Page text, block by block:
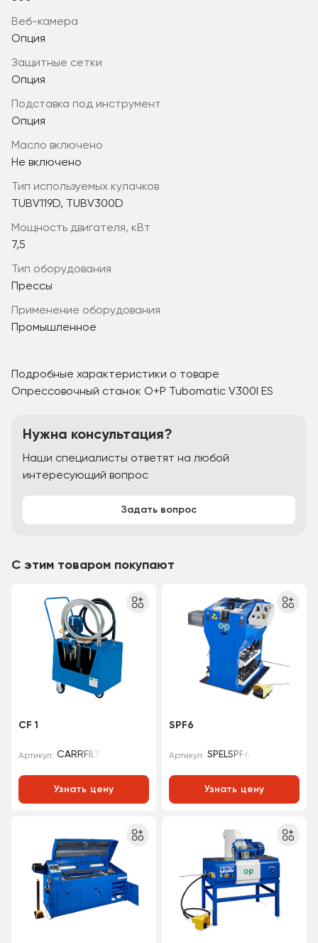
веб-камера
Опция
защитные сетки
Опция
подставка под инструмент
Опция
масло включено
Не включено
тип используемых кулачков
TUBV119D, TUBV300D
мощность двигателя, кВт
7,5
Тип оборудования
Прессы
Применение оборудования
Промышленное
Подробные характеристики о товаре
Опрессовочный станок O+P Tubomatic V300I ES
Нужна консультация?
Наши специалисты ответят на любой
интересующий вопрос
Задать вопрос
С этим товаром покупают
CF 1
Артикул: CARRFILT
Узнать цену
SPF6
Артикул: SPELSPF6
Узнать цену